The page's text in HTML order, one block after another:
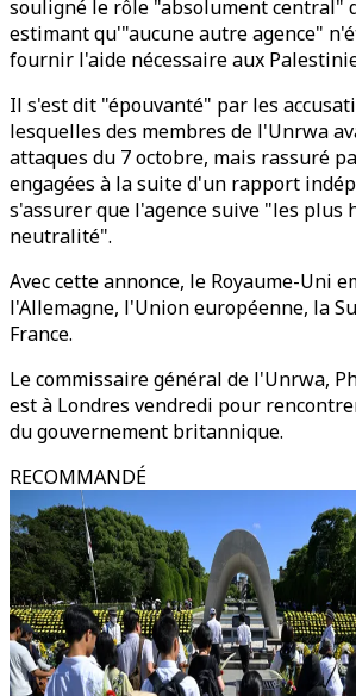
souligné le rôle "absolument central"
estimant qu'"aucune autre agence"
fournir l'aide nécessaire aux
Il s'est dit "épouvanté" par les
lesquelles des membres de l'Unrwa
attaques du 7 octobre, mais rassuré
engagées à la suite d'un rapport
s'assurer que l'agence suive "les plus
neutralité".
Avec cette annonce, le Royaume-Uni
l'Allemagne, l'Union européenne, la
France.
Le commissaire général de l'Unrwa,
est à Londres vendredi pour
du gouvernement britannique.
RECOMMANDÉ